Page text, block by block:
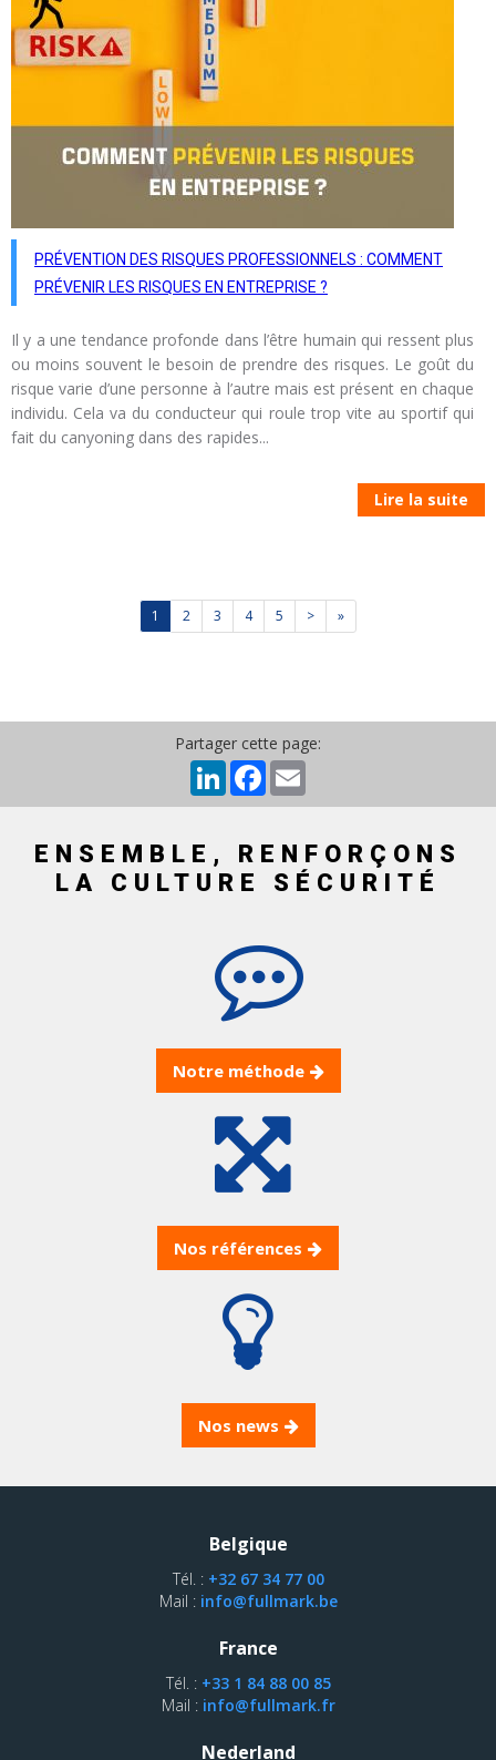
PRÉVENTION DES RISQUES PROFESSIONNELS : COMMENT
PRÉVENIR LES RISQUES EN ENTREPRISE ?
Il y a une tendance profonde dans l’être humain qui ressent plus
ou moins souvent le besoin de prendre des risques. Le goût du
risque varie d’une personne à l’autre mais est présent en chaque
individu. Cela va du conducteur qui roule trop vite au sportif qui
fait du canyoning dans des rapides...
Lire la suite
1 2 3 4 5 > »
Partager cette page:
LinkedInFacebook
ENSEMBLE, RENFORÇONS
LA CULTURE SÉCURITÉ
Notre méthode
Nos références
Nos news
Belgique
Tél. : +32 67 34 77 00
Mail : info@fullmark.be
France
Tél. : +33 1 84 88 00 85
Mail : info@fullmark.fr
Nederland